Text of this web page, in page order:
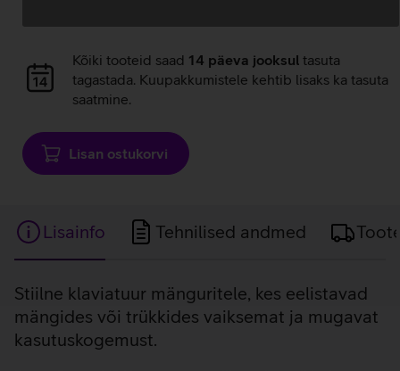
laadimine
Andmete
laadimine
Kõiki tooteid saad 14 päeva jooksul tasuta
tagastada. Kuupakkumistele kehtib lisaks ka tasuta
saatmine.
Lisan ostukorvi
Lisainfo Tehnilised andmed
Lisainfo
Stiilne klaviatuur mänguritele, kes eelistavad
mängides või trükkides vaiksemat ja mugavat
kasutuskogemust.